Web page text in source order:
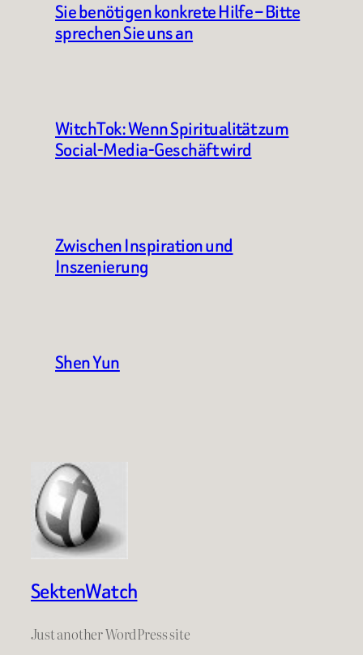
Sie benötigen konkrete Hilfe – Bitte
sprechen Sie uns an
WitchTok: Wenn Spiritualität zum
Social-Media-Geschäft wird
Zwischen Inspiration und
Inszenierung
Shen Yun
SektenWatch
Just another WordPress site